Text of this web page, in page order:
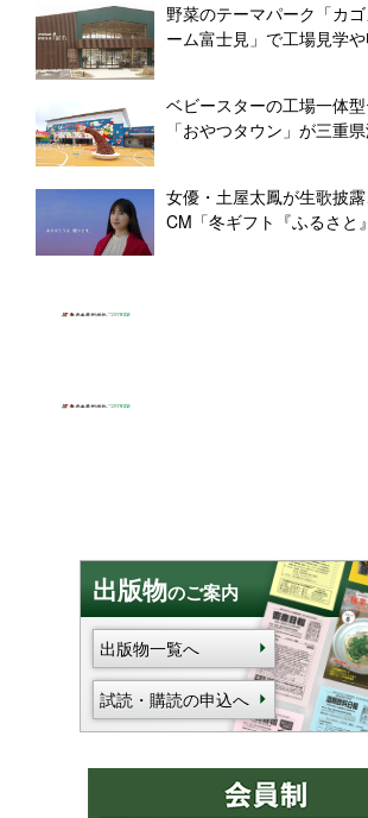
野菜のテーマパーク「カ
ーム富士見」で工場見学
ベビースターの工場一体
「おやつタウン」が三重
女優・土屋太鳳が生歌披
CM「冬ギフト『ふるさと
出版物のご案内
出版物一覧へ
試読・購読の申込へ